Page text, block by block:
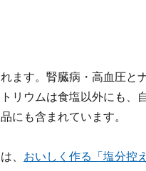
ます。腎臓病・高血圧と
リウムは食塩以外にも、
にも含まれています。
、 おいしく作る「塩分控